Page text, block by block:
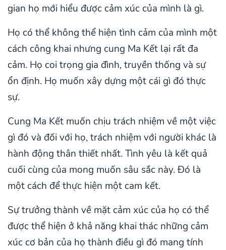
gian họ mới hiểu được cảm xúc của mình là gì.
Họ có thể không thể hiện tình cảm của mình một
cách công khai nhưng cung Ma Kết lại rất đa
cảm. Họ coi trọng gia đình, truyền thống và sự
ổn định. Họ muốn xây dựng một cái gì đó thực
sự.
Cung Ma Kết muốn chịu trách nhiệm về một việc
gì đó và đối với họ, trách nhiệm với người khác là
hành động thân thiết nhất. Tình yêu là kết quả
cuối cùng của mong muốn sâu sắc này. Đó là
một cách để thực hiện một cam kết.
Sự trưởng thành về mặt cảm xúc của họ có thể
được thể hiện ở khả năng khai thác những cảm
xúc cơ bản của họ thành điều gì đó mang tính